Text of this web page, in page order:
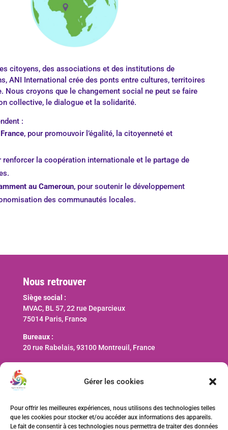
Gérer les cookies
Pour offrir les meilleures expériences, nous utilisons des technologies telles
que les cookies pour stocker et/ou accéder aux informations des appareils.
Le fait de consentir à ces technologies nous permettra de traiter des données
citoyens, des associations et des institutions de
ANI International crée des ponts entre cultures, territoires
Nous croyons que le changement social ne peut se faire
collective, le dialogue et la solidarité.
:
, pour promouvoir l’égalité, la citoyenneté et
renforcer la coopération internationale et le partage de
au Cameroun, pour soutenir le développement
des communautés locales.
Nous retrouver
Siège social :
MVAC, BL 57, 22 rue Deparcieux
75014 Paris, France
Bureaux :
20 rue Rabelais, 93100 Montreuil, France
Nous contacter
Faire un don